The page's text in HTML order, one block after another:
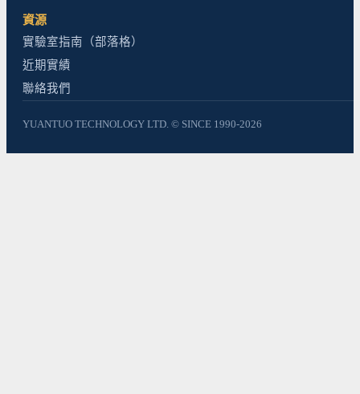
資源
實驗室指南（部落格）
近期實績
聯絡我們
YUANTUO TECHNOLOGY LTD. © SINCE 1990-2026